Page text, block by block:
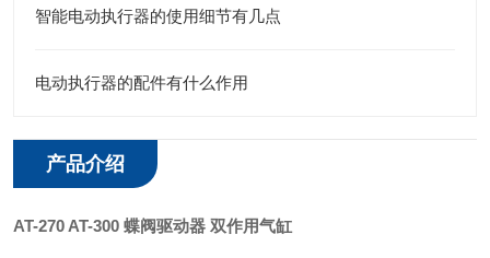
智能电动执行器的使用细节有几点
电动执行器的配件有什么作用
产品介绍
AT-270 AT-300 蝶阀驱动器 双作用气缸